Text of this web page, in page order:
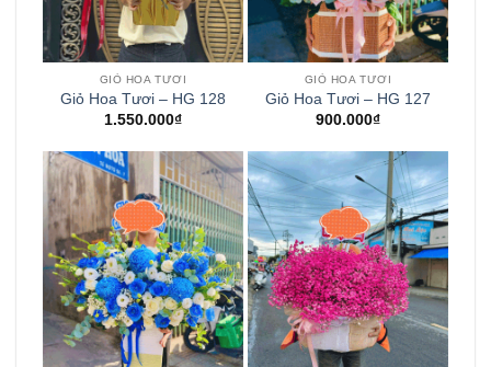
GIỎ HOA TƯƠI
Giỏ Hoa Tươi – HG 128
1.550.000₫
GIỎ HOA TƯƠI
Giỏ Hoa Tươi – HG 127
900.000₫